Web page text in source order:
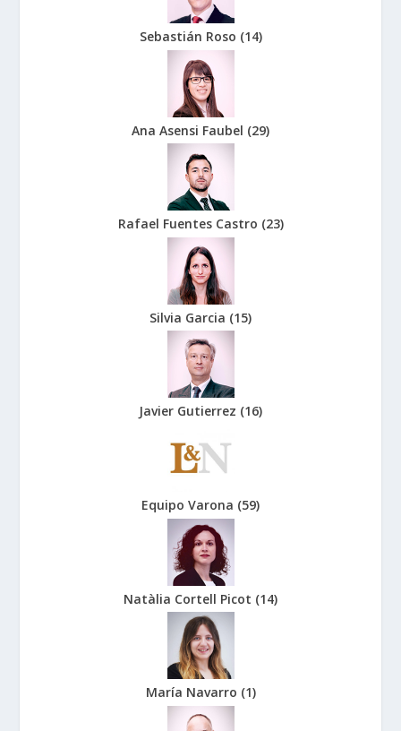
Sebastián Roso (14)
Ana Asensi Faubel (29)
Rafael Fuentes Castro (23)
Silvia Garcia (15)
Javier Gutierrez (16)
Equipo Varona (59)
Natàlia Cortell Picot (14)
María Navarro (1)